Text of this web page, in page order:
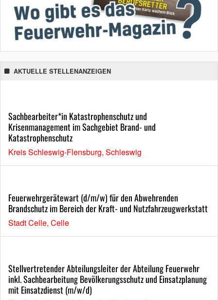
AKTUELLE STELLENANZEIGEN
Sachbearbeiter*in Katastrophenschutz und
Krisenmanagement im Sachgebiet Brand- und
Katastrophenschutz
Kreis Schleswig-Flensburg, Schleswig
Feuerwehrgerätewart (d/m/w) für den Abwehrenden
Brandschutz im Bereich der Kraft- und Nutzfahrzeugwerkstatt
Stadt Celle, Celle
Stellvertretender Abteilungsleiter der Abteilung Feuerwehr
inkl. Sachbearbeitung Bevölkerungsschutz und Einsatzplanung
mit Einsatzdienst (m/w/d)